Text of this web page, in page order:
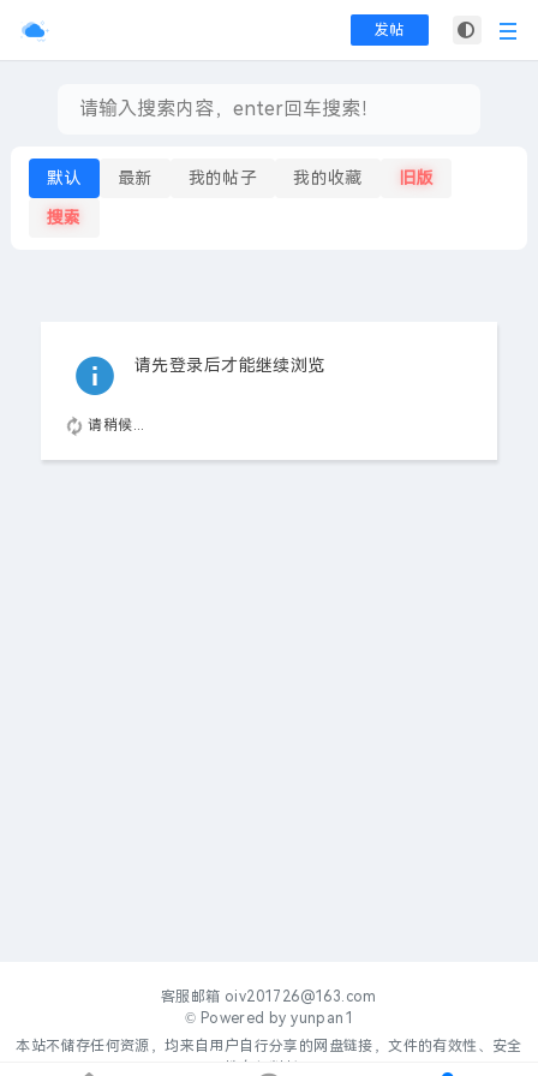
发帖
默认 最新 我的帖子 我的收藏 旧版
搜索
请先登录后才能继续浏览
请稍候...
客服邮箱 oiv201726@163.com
© Powered byyunpan1
本站不储存任何资源，均来自用户自行分享的网盘链接，文件的有效性、安全